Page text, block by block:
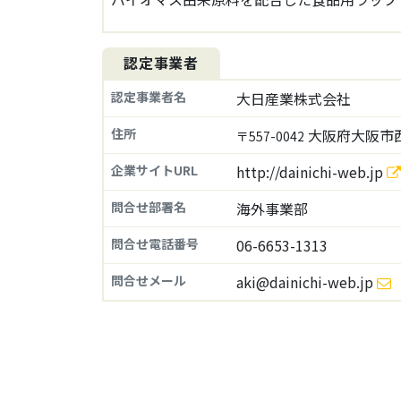
認定事業者
認定事業者名 大日産業株式会社
住所 〒557-0042 大阪府大阪市
企業サイトURL http://dainichi-web.jp
問合せ部署名 海外事業部
問合せ電話番号 06-6653-1313
問合せメール aki@dainichi-web.jp